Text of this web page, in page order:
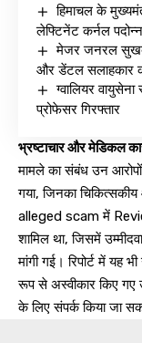
हिमाचल के
लेफ्टिनेंट कर्नल
मेजर जनरल
और डेंटल सलाहकार
ग्वालियर
प्रोफेसर गिरफ्तार
भ्रष्टाचार और मेडिकल
मामले का संबंध उन आरोपों
गया, जिनका
alleged scam में
शामिल था, जिसमें
मांगी गई। रिपोर्ट में यह
रूप से अस्वीकार किए गए
के लिए संपर्क किया जा